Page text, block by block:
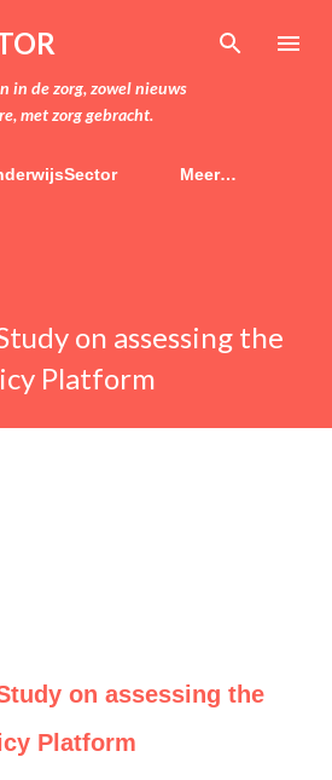
naar hoofdcontent
in de zorg, zowel nieuws
met zorg gebracht.
Meer…
on assessing the
Platform
on assessing the
Platform